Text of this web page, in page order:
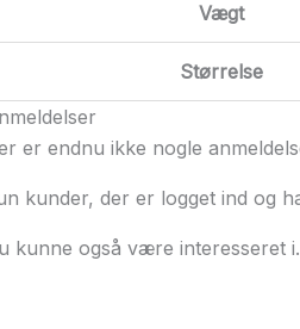
Vægt
Størrelse
er endnu ikke nogle
kunder, der er logget ind og
kunne også være interesseret